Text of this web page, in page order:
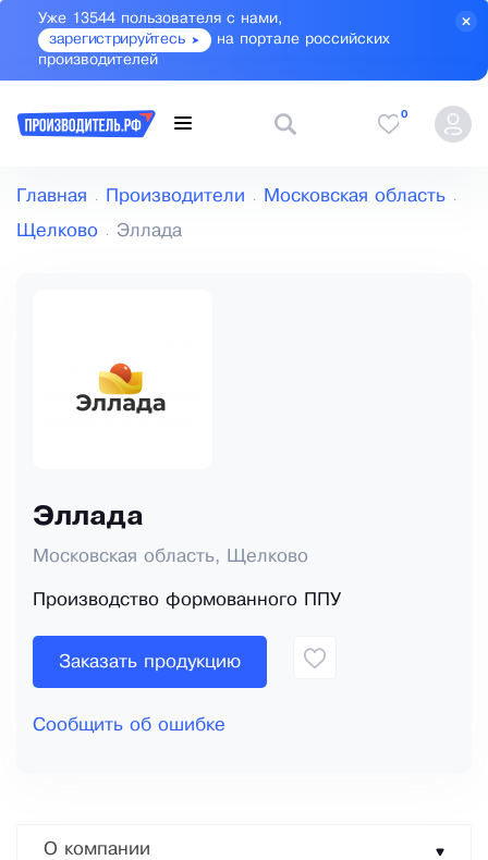
Уже 13544 пользователя с нами,
зарегистрируйтесь
на портале российских
производителей
0
Главная Производители Московская область
Щелково Эллада
Эллада
Московская область, Щелково
Производство формованного ППУ
Заказать продукцию
Сообщить об ошибке
О компании